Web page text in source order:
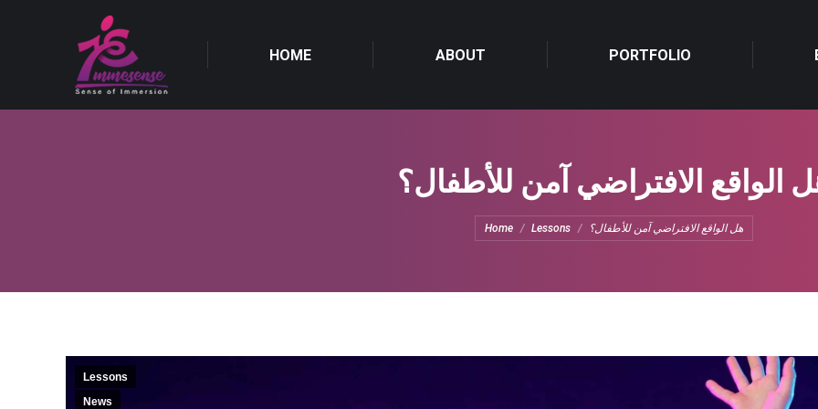
HOME ABOUT PORTFOLIO
الواقع الافتراضي آمن للأطفال؟
You are here:
Home Lessons هل الواقع الافتراضي آمن للأطفال؟
Lessons
News
HOME ABOUT PORTFOLIO